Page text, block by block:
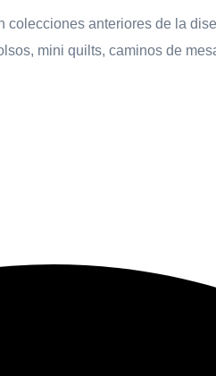
anteriores de la
mini quilts, caminos de